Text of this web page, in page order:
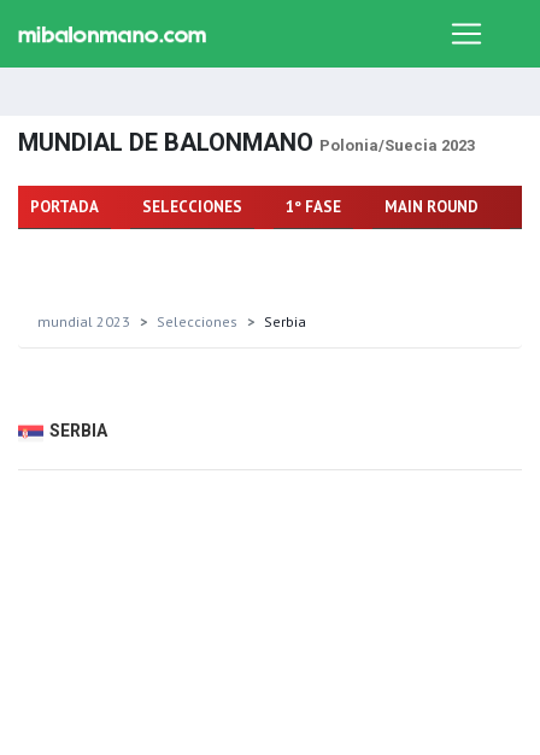
MUNDIAL DE BALONMANO Polonia/Suecia 2023
PORTADA SELECCIONES 1º FASE MAIN ROUND
mundial 2023 Selecciones Serbia
SERBIA